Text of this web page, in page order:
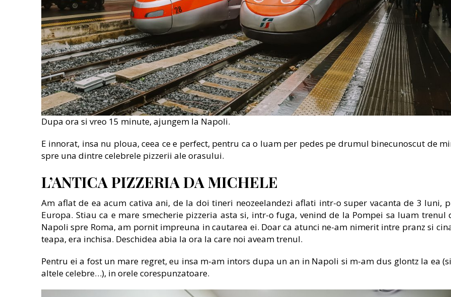
Dupa ora si vreo 15 minute, ajungem la Napoli.
E innorat, insa nu ploua, ceea ce e perfect, pentru ca o luam per pedes pe drumul binecunoscut de
spre una dintre celebrele pizzerii ale orasului.
L’ANTICA PIZZERIA DA MICHELE
Am aflat de ea acum cativa ani, de la doi tineri neozeelandezi aflati intr-o super vacanta de 3 luni,
Europa. Stiau ca e mare smecherie pizzeria asta si, intr-o fuga, venind de la Pompei sa luam trenul
Napoli spre Roma, am pornit impreuna in cautarea ei. Doar ca atunci ne-am nimerit intre pranz si
teapa, era inchisa. Deschidea abia la ora la care noi aveam trenul.
Pentru ei a fost un mare regret, eu insa m-am intors dupa un an in Napoli si m-am dus glontz la ea
altele celebre…), in orele corespunzatoare.